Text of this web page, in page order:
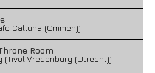
Calluna (Ommen))
Room
(TivoliVredenburg (Utrecht))